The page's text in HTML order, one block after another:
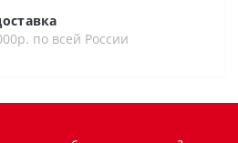
по всей России